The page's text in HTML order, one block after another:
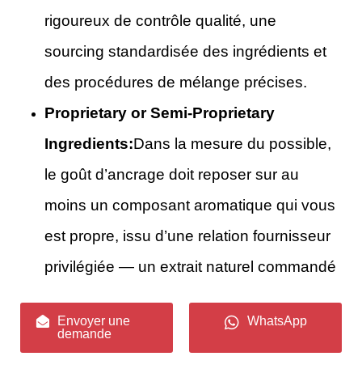
rigoureux de contrôle qualité, une
sourcing standardisée des ingrédients et
des procédures de mélange précises.
Proprietary or Semi-Proprietary
Ingredients:Dans la mesure du possible,
le goût d’ancrage doit reposer sur au
moins un composant aromatique qui vous
est propre, issu d’une relation fournisseur
privilégiée — un extrait naturel commandé
modifiée, ou un mélange unique de
Envoyer une
demande
WhatsApp